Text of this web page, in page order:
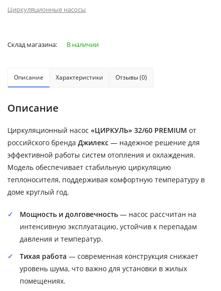
Циркуляционные насосы
Склад магазина: В наличии
Описание Характеристики Отзывы (0)
Описание
Циркуляционный насос «ЦИРКУЛЬ» 32/60 PREMIUM от
российского бренда Джилекс — надежное решение для
эффективной работы систем отопления и охлаждения.
Модель обеспечивает стабильную циркуляцию
теплоносителя, поддерживая комфортную температуру в
доме круглый год.
Мощность и долговечность — насос рассчитан на
интенсивную эксплуатацию, устойчив к перепадам
давления и температур.
Тихая работа — современная конструкция снижает
уровень шума, что важно для установки в жилых
помещениях.